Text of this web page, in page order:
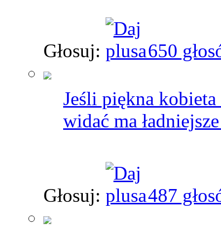
Głosuj: 650
Jeśli piękna
widać ma
Głosuj: 487